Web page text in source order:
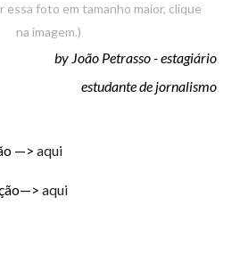
essa foto em tamanho maior, clique
na imagem.)
by João Petrasso - estagiário
estudante de jornalismo
—> aqui
aqui